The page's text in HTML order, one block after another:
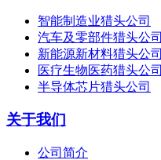
智能制造业猎头公司
汽车及零部件猎头公司
新能源新材料猎头公司
医疗生物医药猎头公司
半导体芯片猎头公司
关于我们
公司简介